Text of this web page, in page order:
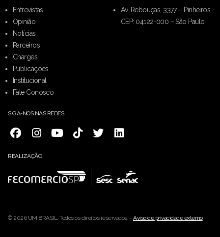
Entrevistas
Opinião
Notícias
Parceiros
Charges
Publicações
Institucional
Fale Conosco
Av. Rebouças, 3377 – Pinheiros
CEP: 04122-000 – São Paulo
SIGA-NOS NAS REDES
REALIZAÇÃO
© 2026 UM BRASIL. Todos os direitos reservados. -Aviso de privacidade externo